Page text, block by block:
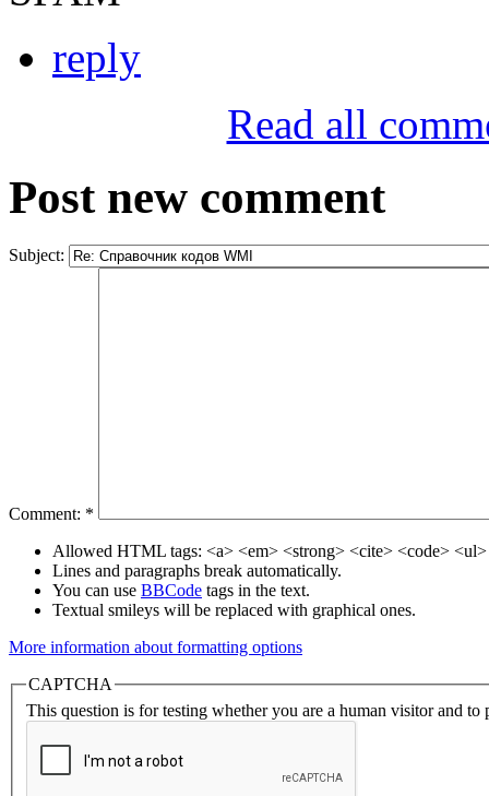
reply
Read all
Post new comment
Subject:
Comment: *
Allowed HTML tags: <a> <em> <strong> <cite> <code>
Lines and paragraphs break automatically.
You can use BBCode tags in the text.
Textual smileys will be replaced with graphical ones.
More information about formatting options
CAPTCHA
This question is for testing whether you are a human visitor and to